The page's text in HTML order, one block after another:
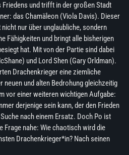
Friedens und trifft in der großen Stadt
das Chamäleon (Viola Davis). Dieser
nur über unglaubliche, sondern
Fähigkeiten und bringt alle bisherigen
hat. Mit von der Partie sind dabei
und Lord Shen (Gary Orldman).
Drachenkrieger eine ziemliche
und alten Bedrohung gleichzeitig
vor einer weiteren wichtigen Aufgabe:
derjenige sein kann, der den Frieden
nach einem Ersatz. Doch Po ist
Frage nahe: Wie chaotisch wird die
Drachenkrieger*in? Nach seinen